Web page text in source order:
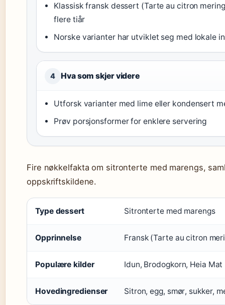
Klassisk fransk dessert (Tarte au citron
flere tiår
Norske varianter har utviklet seg med lokale
4 Hva som skjer videre
Utforsk varianter med lime eller kondensert
Prøv porsjonsformer for enklere servering
Fire nøkkelfakta om sitronterte med marengs,
oppskriftskildene.
Type dessert Sitronterte med marengs
Opprinnelse Fransk (Tarte au citron
Populære kilder Idun, Brodogkorn, Heia Mat
Hovedingredienser Sitron, egg, smør, sukker,